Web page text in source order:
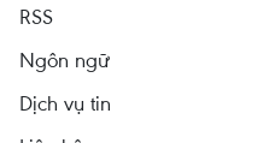
RSS
Ngôn ngữ
Dịch vụ tin